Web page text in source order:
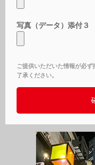
写真（データ）添付３
ご提供いただいた情報が必
了承ください。